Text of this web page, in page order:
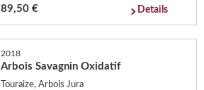
89,50 € Details
2018
Arbois Savagnin Oxidatif
Touraize, Arbois Jura